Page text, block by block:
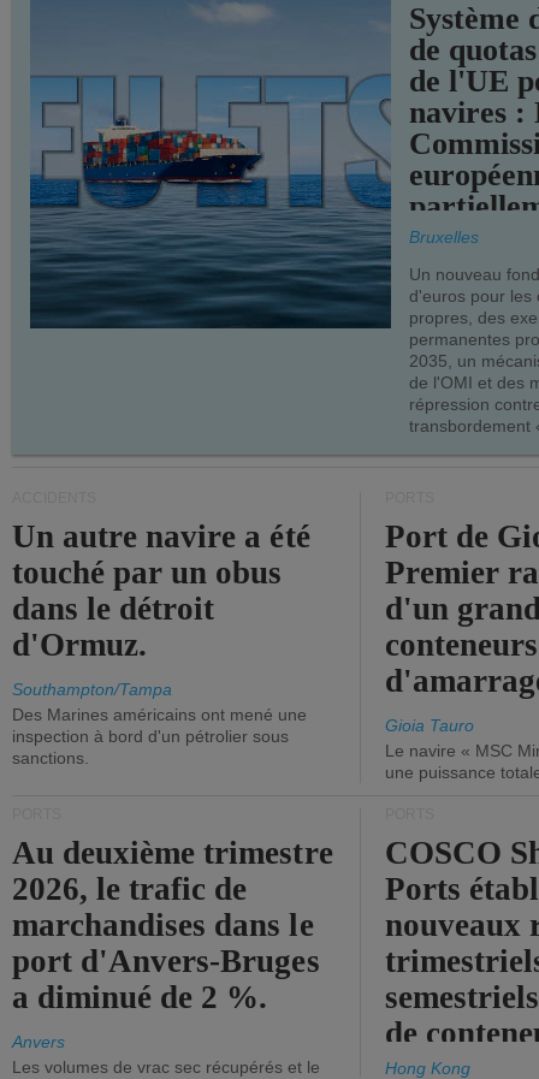
Système
de
de l'UE
navires :
Bruxelles
Un nouveau
d'euros pour les
propres, des
permanentes
2035, un
de l'OMI et des
répression
transbordement
Un autre navire a été
touché par un obus
dans le détroit
d'Ormuz.
Southampton/Tampa
Des Marines américains ont mené une
inspection à bord d'un pétrolier sous
sanctions.
Port de
Premier
d'un
Gioia Tauro
Le navire « MSC
une puissance
Au deuxième trimestre
2026, le trafic de
marchandises dans le
port d'Anvers-Bruges
a diminué de 2 %.
Anvers
Les volumes de vrac sec récupérés et le
COSCO
Ports
nouveaux
de
Hong Kong